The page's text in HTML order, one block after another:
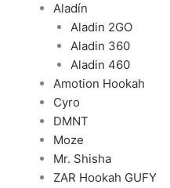
Aladín
Aladin 2GO
Aladin 360
Aladin 460
Amotion Hookah
Cyro
DMNT
Moze
Mr. Shisha
ZAR Hookah GUFY